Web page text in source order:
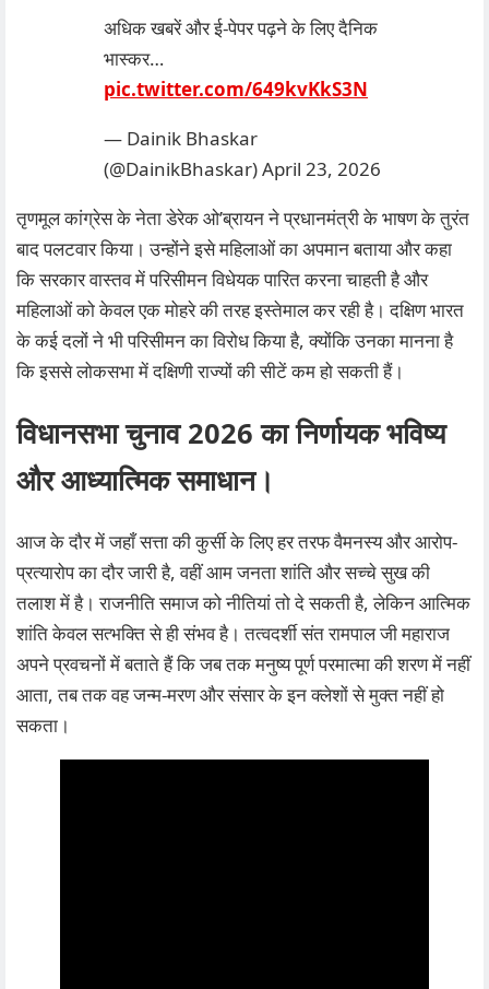
अधिक खबरें और ई-पेपर पढ़ने के लिए दैनिक
भास्कर…
pic.twitter.com/649kvKkS3N
— Dainik Bhaskar
(@DainikBhaskar)April 23, 2026
तृणमूल कांग्रेस के नेता डेरेक ओ’ब्रायन ने प्रधानमंत्री के भाषण के तुरंत
बाद पलटवार किया। उन्होंने इसे महिलाओं का अपमान बताया और कहा
कि सरकार वास्तव में परिसीमन विधेयक पारित करना चाहती है और
महिलाओं को केवल एक मोहरे की तरह इस्तेमाल कर रही है। दक्षिण भारत
के कई दलों ने भी परिसीमन का विरोध किया है, क्योंकि उनका मानना है
कि इससे लोकसभा में दक्षिणी राज्यों की सीटें कम हो सकती हैं।
विधानसभा चुनाव 2026 का निर्णायक भविष्य
और आध्यात्मिक समाधान।
आज के दौर में जहाँ सत्ता की कुर्सी के लिए हर तरफ वैमनस्य और आरोप-
प्रत्यारोप का दौर जारी है, वहीं आम जनता शांति और सच्चे सुख की
तलाश में है। राजनीति समाज को नीतियां तो दे सकती है, लेकिन आत्मिक
शांति केवल सत्भक्ति से ही संभव है। तत्वदर्शी संत रामपाल जी महाराज
अपने प्रवचनों में बताते हैं कि जब तक मनुष्य पूर्ण परमात्मा की शरण में नहीं
आता, तब तक वह जन्म-मरण और संसार के इन क्लेशों से मुक्त नहीं हो
सकता।